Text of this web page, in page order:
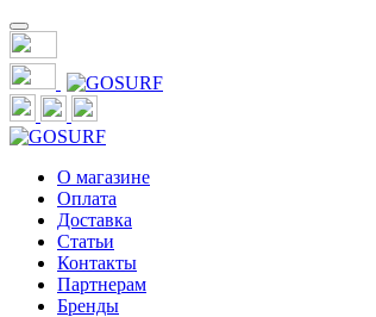
О магазине
Оплата
Доставка
Статьи
Контакты
Партнерам
Бренды